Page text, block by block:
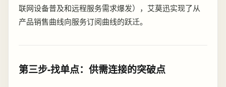
联网设备普及和远程服务需求爆发），艾莫迅实现了从
产品销售曲线向服务订阅曲线的跃迁。
第三步-找单点：供需连接的突破点